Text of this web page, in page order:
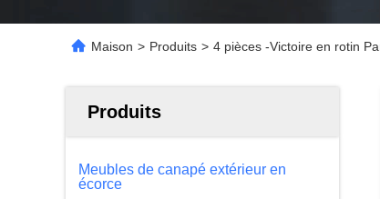
Maison > Produits > 4 pièces -Victoire en rotin
Produits
Meubles de canapé extérieur en
écorce